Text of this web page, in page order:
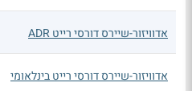
אדוויזור-שיירס דורסי רייט ADR
אדוויזור-שיירס דורסי רייט בינלאומי